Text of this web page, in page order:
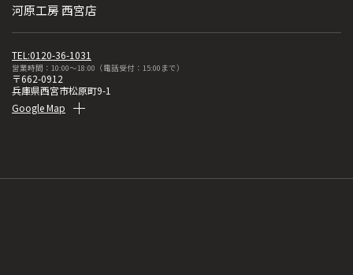
河原工房 西宮店
TEL:0120-36-1031
営業時間：10:00～18:00（電話受付：15:00まで）
〒662-0912
兵庫県西宮市松原町9-1
Google Map